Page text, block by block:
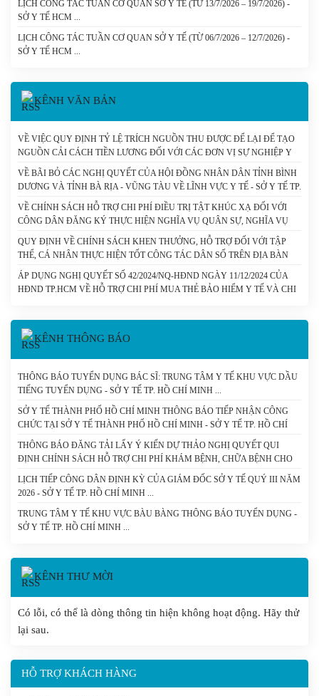
LỊCH CÔNG TÁC TUẦN CƠ QUAN SỞ Y TẾ (TỪ 13/7/2026 – 19/7/2026) -
SỞ Y TẾ HCM
LỊCH CÔNG TÁC TUẦN CƠ QUAN SỞ Y TẾ (TỪ 06/7/2026 – 12/7/2026) -
SỞ Y TẾ HCM
KÊNH VĂN BẢN
VỀ VIỆC QUY ĐỊNH TỶ LỆ TRÍCH NGUỒN THU ĐƯỢC ĐỂ LẠI ĐỂ TẠO
NGUỒN CẢI CÁCH TIỀN LƯƠNG ĐỐI VỚI CÁC ĐƠN VỊ SỰ NGHIỆP Y
TẾ CÔNG LẬP CÓ SỐ THU LỚN DO THÀNH PHỐ HỒ CHÍ MINH QUẢN
LÝ (CHUNG) - SỞ Y TẾ TP. HỒ CHÍ MINH
VỀ BÃI BỎ CÁC NGHỊ QUYẾT CỦA HỘI ĐỒNG NHÂN DÂN TỈNH BÌNH
DƯƠNG VÀ TỈNH BÀ RỊA - VŨNG TÀU VỀ LĨNH VỰC Y TẾ - SỞ Y TẾ TP.
HỒ CHÍ MINH
VỀ CHÍNH SÁCH HỖ TRỢ CHI PHÍ ĐIỀU TRỊ TẬT KHÚC XẠ ĐỐI VỚI
CÔNG DÂN ĐĂNG KÝ THỰC HIỆN NGHĨA VỤ QUÂN SỰ, NGHĨA VỤ
THAM GIA CÔNG AN NHÂN DÂN - SỞ Y TẾ TP. HỒ CHÍ MINH
QUY ĐỊNH VỀ CHÍNH SÁCH KHEN THƯỞNG, HỖ TRỢ ĐỐI VỚI TẬP
THỂ, CÁ NHÂN THỰC HIỆN TỐT CÔNG TÁC DÂN SỐ TRÊN ĐỊA BÀN
THÀNH PHỐ HỒ CHÍ MINH. - SỞ Y TẾ TP. HỒ CHÍ MINH
ÁP DỤNG NGHỊ QUYẾT SỐ 42/2024/NQ-HĐND NGÀY 11/12/2024 CỦA
HĐND TP.HCM VỀ HỖ TRỢ CHI PHÍ MUA THẺ BẢO HIỂM Y TẾ VÀ CHI
CHÍ MINH
KÊNH THÔNG BÁO
THÔNG BÁO TUYỂN DỤNG BÁC SĨ: TRUNG TÂM Y TẾ KHU VỰC DẦU
TIẾNG TUYỂN DỤNG - SỞ Y TẾ TP. HỒ CHÍ MINH
SỞ Y TẾ THÀNH PHỐ HỒ CHÍ MINH THÔNG BÁO TIẾP NHẬN CÔNG
CHỨC TẠI SỞ Y TẾ THÀNH PHỐ HỒ CHÍ MINH - SỞ Y TẾ TP. HỒ CHÍ
MINH
THÔNG BÁO ĐĂNG TẢI LẤY Ý KIẾN DỰ THẢO NGHỊ QUYẾT QUI
ĐỊNH CHÍNH SÁCH HỖ TRỢ CHI PHÍ KHÁM BỆNH, CHỮA BỆNH CHO
NGƯỜI BỆNH CHẠY THẬN NHÂN TẠO VÀ DỰ THẢO NGHỊ QUYẾT
CỦA HỘI ĐỒNG NHÂN DÂN THÀNH PHỐ QUY ĐỊNH MỨC HỖ TRỢ
ĐÓNG BẢO HIỂM Y TẾ CHO NGƯỜI CAO TUỔI, HỌC SINH TRÊN ĐỊA
BÀN THÀNH PHỐ HỒ CHÍ MINH. - SỞ Y TẾ TP. HỒ CHÍ MINH
LỊCH TIẾP CÔNG DÂN ĐỊNH KỲ CỦA GIÁM ĐỐC SỞ Y TẾ QUÝ III NĂM
2026 - SỞ Y TẾ TP. HỒ CHÍ MINH
TRUNG TÂM Y TẾ KHU VỰC BÀU BÀNG THÔNG BÁO TUYỂN DỤNG -
SỞ Y TẾ TP. HỒ CHÍ MINH
KÊNH THƯ MỜI
Có lỗi, có thể là dòng thông tin hiện không hoạt động. Hãy thử
lại sau.
HỖ TRỢ KHÁCH HÀNG